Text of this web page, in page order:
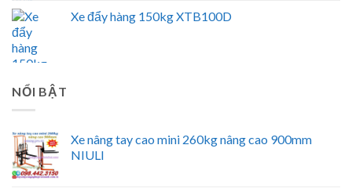
Xe đẩy hàng 150kg XTB100D
NỔI BẬT
Xe nâng tay cao mini 260kg nâng cao 900mm
NIULI